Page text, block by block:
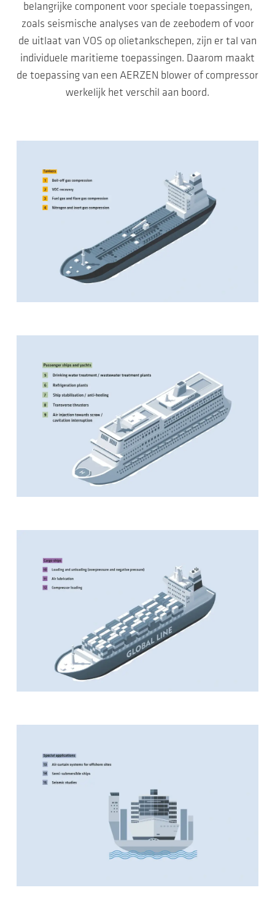
belangrijke component voor speciale toepassingen,
zoals seismische analyses van de zeebodem of voor
de uitlaat van VOS op olietankschepen, zijn er tal van
individuele maritieme toepassingen. Daarom maakt
de toepassing van een AERZEN blower of compressor
werkelijk het verschil aan boord.